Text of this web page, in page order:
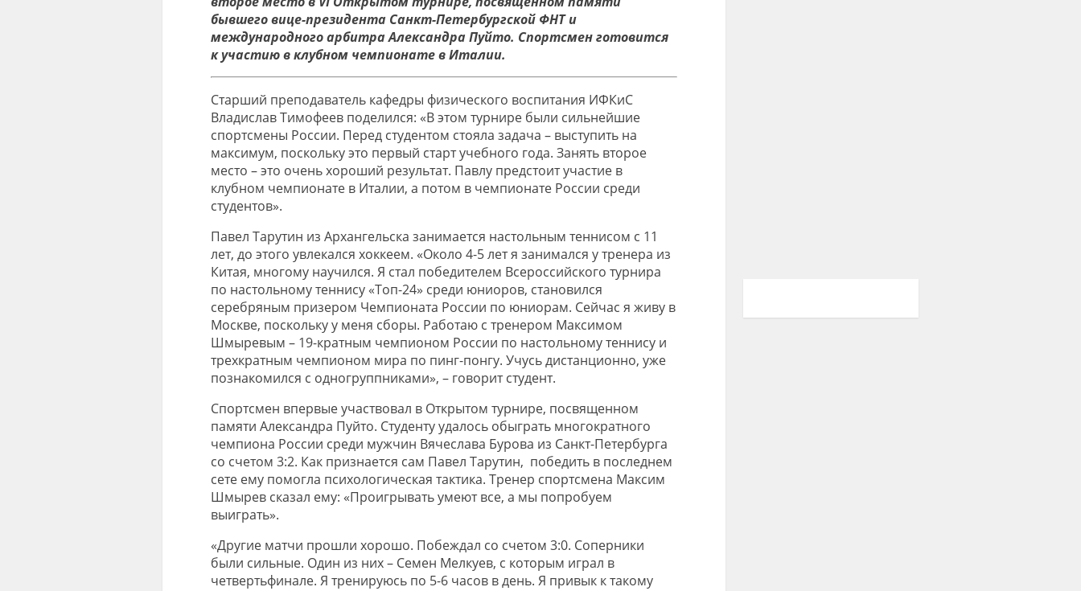
бывшего вице-президента Санкт-Петербургской ФНТ и
международного арбитра Александра Пуйто. Спортсмен готовится
к участию в клубном чемпионате в Италии.
Старший преподаватель кафедры физического воспитания ИФКиС
Владислав Тимофеев поделился: «В этом турнире были сильнейшие
спортсмены России. Перед студентом стояла задача – выступить на
максимум, поскольку это первый старт учебного года. Занять второе
место – это очень хороший результат. Павлу предстоит участие в
клубном чемпионате в Италии, а потом в чемпионате России среди
студентов».
Павел Тарутин из Архангельска занимается настольным теннисом с 11
лет, до этого увлекался хоккеем. «Около 4-5 лет я занимался у тренера из
Китая, многому научился. Я стал победителем Всероссийского турнира
по настольному теннису «Топ-24» среди юниоров, становился
серебряным призером Чемпионата России по юниорам. Сейчас я живу в
Москве, поскольку у меня сборы. Работаю с тренером Максимом
Шмыревым – 19-кратным чемпионом России по настольному теннису и
трехкратным чемпионом мира по пинг-понгу. Учусь дистанционно, уже
познакомился с одногруппниками», – говорит студент.
Спортсмен впервые участвовал в Открытом турнире, посвященном
памяти Александра Пуйто. Студенту удалось обыграть многократного
чемпиона России среди мужчин Вячеслава Бурова из Санкт-Петербурга
со счетом 3:2. Как признается сам Павел Тарутин, победить в последнем
сете ему помогла психологическая тактика. Тренер спортсмена Максим
Шмырев сказал ему: «Проигрывать умеют все, а мы попробуем
выиграть».
«Другие матчи прошли хорошо. Побеждал со счетом 3:0. Соперники
были сильные. Один из них – Семен Мелкуев, с которым играл в
четвертьфинале. Я тренируюсь по 5-6 часов в день. Я привык к такому